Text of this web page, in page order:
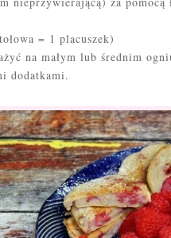
= 1 placuszek)
na małym lub średnim
dodatkami.